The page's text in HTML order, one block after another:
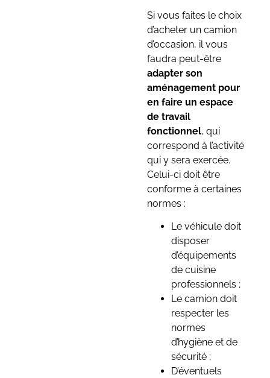
Si vous faites le choix
d’acheter un camion
d’occasion, il vous
faudra peut-être
adapter son
aménagement pour
en faire un espace
de travail
fonctionnel, qui
correspond à l’activité
qui y sera exercée.
Celui-ci doit être
conforme à certaines
normes :
Le véhicule doit
disposer
d’équipements
de cuisine
professionnels ;
Le camion doit
respecter les
normes
d’hygiène et de
sécurité ;
D’éventuels